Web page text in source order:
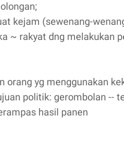
kejam (sewenang-
~ rakyat dng melakukan
orang yg menggunakan
politik: gerombolan --
hasil panen